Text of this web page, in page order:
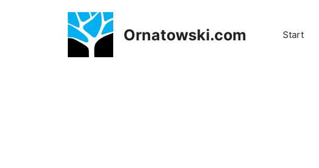
Ornatowski.com Start